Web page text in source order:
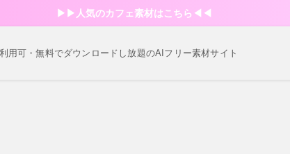
▶︎▶︎人気のカフェ素材はこちら◀︎◀︎
用可・無料でダウンロードし放題のAIフリー素材サイト